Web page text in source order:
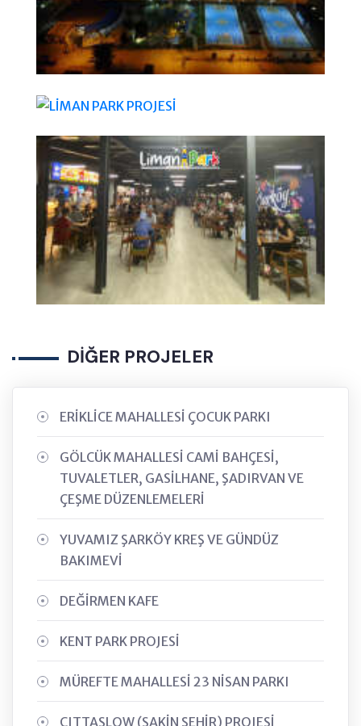
DİĞER PROJELER
ERİKLİCE MAHALLESİ ÇOCUK PARKI
GÖLCÜK MAHALLESİ CAMİ BAHÇESİ,
TUVALETLER, GASİLHANE, ŞADIRVAN VE
ÇEŞME DÜZENLEMELERİ
YUVAMIZ ŞARKÖY KREŞ VE GÜNDÜZ
BAKIMEVİ
DEĞİRMEN KAFE
KENT PARK PROJESİ
MÜREFTE MAHALLESİ 23 NİSAN PARKI
CITTASLOW (SAKİN ŞEHİR) PROJESİ